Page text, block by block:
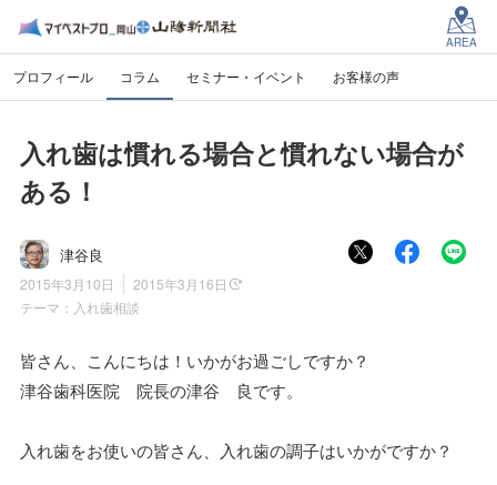
AREA
プロフィール コラム セミナー・イベント お客様の声
入れ歯は慣れる場合と慣れない場合が
ある！
津谷良
2015年3月10日
2015年3月16日
テーマ： 入れ歯相談
皆さん、こんにちは！いかがお過ごしですか？
津谷歯科医院 院長の津谷 良です。
入れ歯をお使いの皆さん、入れ歯の調子はいかがですか？